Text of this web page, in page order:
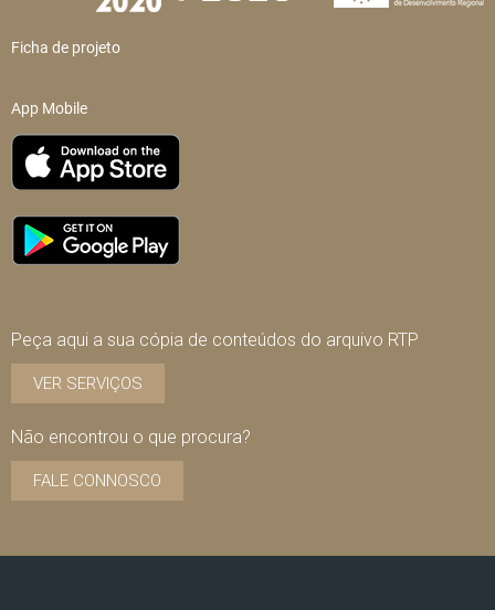
Ficha de projeto
App Mobile
Peça aqui a sua cópia de conteúdos do arquivo RTP
VER SERVIÇOS
Não encontrou o que procura?
FALE CONNOSCO